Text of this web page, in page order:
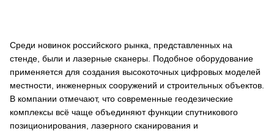
Среди новинок российского рынка, представленных на
стенде, были и лазерные сканеры. Подобное оборудование
применяется для создания высокоточных цифровых моделей
местности, инженерных сооружений и строительных объектов.
В компании отмечают, что современные геодезические
комплексы всё чаще объединяют функции спутникового
позиционирования, лазерного сканирования и